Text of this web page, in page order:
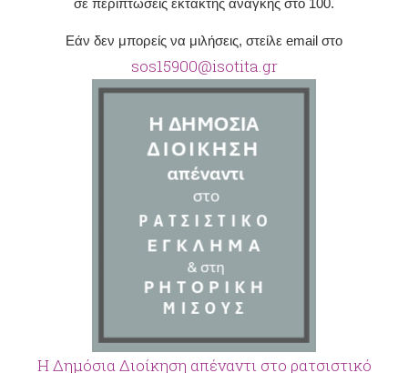
Εάν δεν μπορείς να μιλήσεις, στείλε email στο
sos15900@isotita.gr
Η Δημόσια Διοίκηση απέναντι στο ρατσιστικό